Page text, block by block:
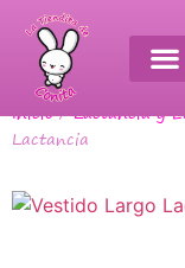
Inicio/Lactancia y
Lactancia